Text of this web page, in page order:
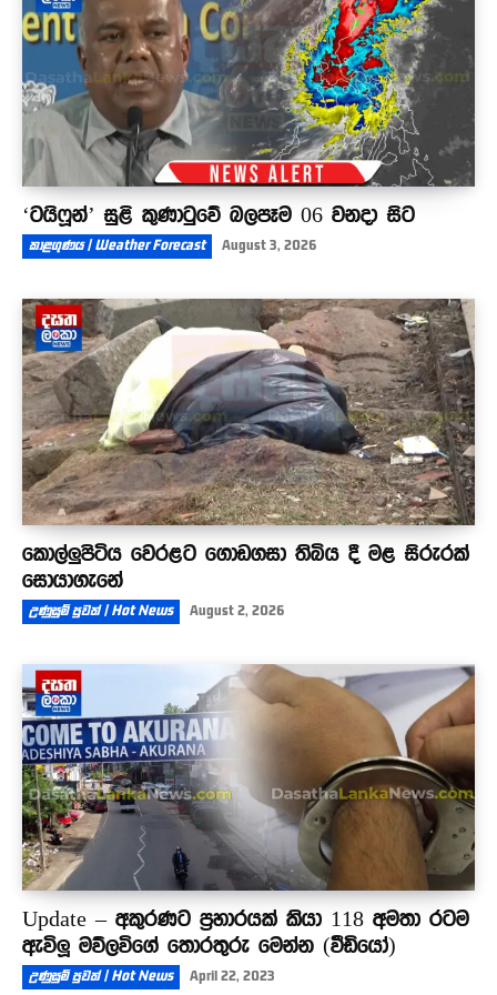
‘ටයිෆූන්’ සුළි කුණාටුවේ බලපෑම 06 වනදා සිට
කාළගුණය | Weather Forecast August 3, 2026
කොල්ලුපිටිය වෙරළට ගොඩගසා තිබිය දී මළ සිරුරක්
සොයාගැනේ
උණුසුම් පුවත් | Hot News August 2, 2026
Update – අකුරණට ප්‍රහාරයක් කියා 118 අමතා රටම
ඇවිලූ මව්ලවිගේ තොරතුරු මෙන්න (වීඩියෝ)
උණුසුම් පුවත් | Hot News April 22, 2023